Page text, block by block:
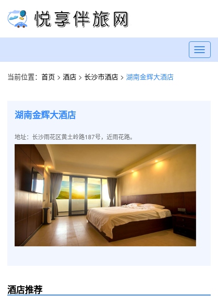
当前位置： 首页 > 酒店 > 长沙市酒店 > 湖南金辉大酒店
湖南金辉大酒店
地址：长沙雨花区黄土岭路187号，近雨花路。
酒店推荐